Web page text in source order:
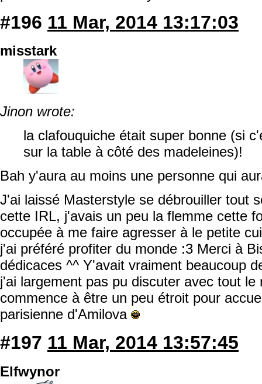
#196 11 Mar, 2014 13:17:03
misstark
Jinon wrote:
la clafouquiche était super bonne (si
sur la table à côté des madeleines)!
Bah y'aura au moins une personne qui
J'ai laissé Masterstyle se débrouiller tout
cette IRL, j'avais un peu la flemme cette
occupée à me faire agresser à le petite
j'ai préféré profiter du monde :3 Merci à
dédicaces ^^ Y'avait vraiment beaucoup
j'ai largement pas pu discuter avec tout
commence à être un peu étroit pour
parisienne d'Amilova
#197 11 Mar, 2014 13:57:45
Elfwynor